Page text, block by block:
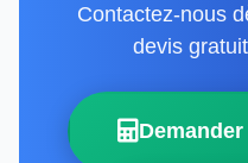
Contactez-nous
devis